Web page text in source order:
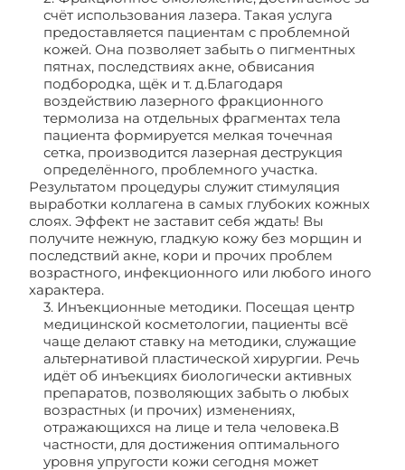
счёт использования лазера. Такая услуга
предоставляется пациентам с проблемной
кожей. Она позволяет забыть о пигментных
пятнах, последствиях акне, обвисания
подбородка, щёк и т. д.Благодаря
воздействию лазерного фракционного
термолиза на отдельных фрагментах тела
пациента формируется мелкая точечная
сетка, производится лазерная деструкция
определённого, проблемного участка.
Результатом процедуры служит стимуляция
выработки коллагена в самых глубоких кожных
слоях. Эффект не заставит себя ждать! Вы
получите нежную, гладкую кожу без морщин и
последствий акне, кори и прочих проблем
возрастного, инфекционного или любого иного
характера.
3. Инъекционные методики. Посещая центр
медицинской косметологии, пациенты всё
чаще делают ставку на методики, служащие
альтернативой пластической хирургии. Речь
идёт об инъекциях биологически активных
препаратов, позволяющих забыть о любых
возрастных (и прочих) изменениях,
отражающихся на лице и тела человека.В
частности, для достижения оптимального
уровня упругости кожи сегодня может